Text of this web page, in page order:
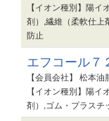
【イオン種別】陽
剤）,繊維（柔軟仕上
防止
エフコール７
【会員会社】 松本
【イオン種別】陽
剤）,ゴム・プラスチ